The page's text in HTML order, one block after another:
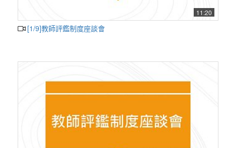
11:20
[1/9]教師評鑑制度座談會